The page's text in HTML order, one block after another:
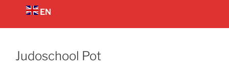
EN
Judoschool Pot